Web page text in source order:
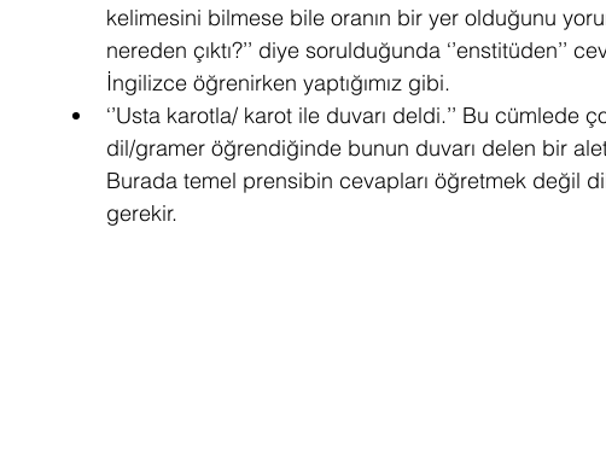
kelimesini bilmese bile oranın bir yer olduğunu
nereden çıktı?’’ diye sorulduğunda ‘’enstitüden’’
İngilizce öğrenirken yaptığımız gibi.
‘’Usta karotla/ karot ile duvarı deldi.’’ Bu cümlede
dil/gramer öğrendiğinde bunun duvarı delen bir
Burada temel prensibin cevapları öğretmek değil
gerekir.